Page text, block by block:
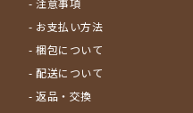
- 注意事項
- お支払い方法
- 梱包について
- 配送について
- 返品・交換